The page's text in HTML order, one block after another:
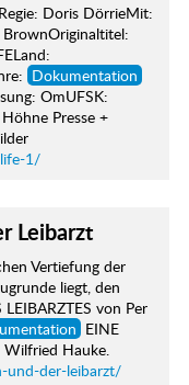
Doris DörrieMit:
Dokumentation
OmUFSK:
Presse +
1/
Leibarzt
Vertiefung der
liegt, den
von Per
EINE
Wilfried Hauke.
und-der-leibarzt/